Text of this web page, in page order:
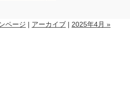
ページ | アーカイブ | 2025年4月 »